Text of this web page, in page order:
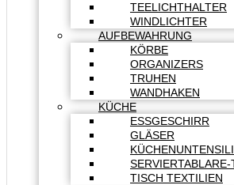
TEELICHTHALTER
WINDLICHTER
AUFBEWAHRUNG
KÖRBE
ORGANIZERS
TRUHEN
WANDHAKEN
KÜCHE
ESSGESCHIRR
GLÄSER
SERVIERTABLARE-
TISCH TEXTILIEN